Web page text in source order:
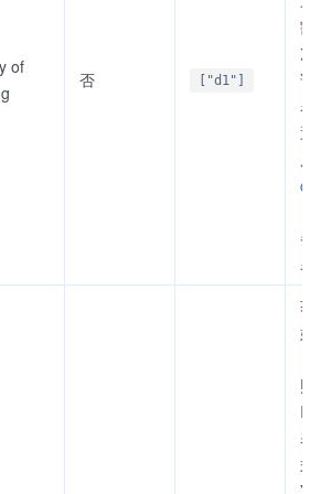
of
否 ["d1"]
割
况
询
名
通
务
名
获
始
照
表
式